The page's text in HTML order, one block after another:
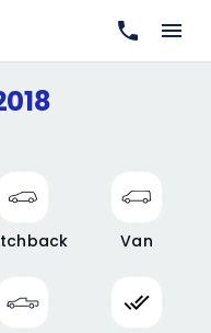
Van